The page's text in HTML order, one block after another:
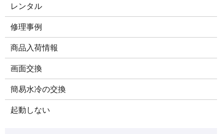
レンタル
修理事例
商品入荷情報
画面交換
簡易水冷の交換
起動しない